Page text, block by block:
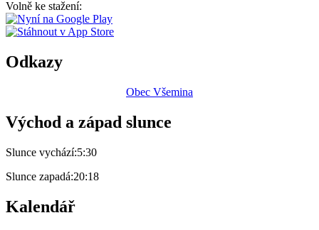
Volně ke stažení:
Odkazy
Obec Všemina
Východ a západ slunce
Slunce vychází:5:30
Slunce zapadá:20:18
Kalendář